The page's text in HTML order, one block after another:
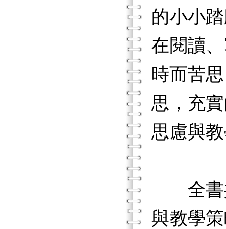
的小小
在閱讀
時而苦
思，充
思慮與
全書共
與教學